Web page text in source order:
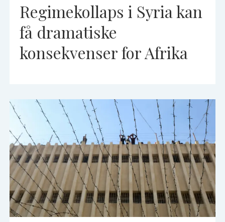
Regimekollaps i Syria kan
få dramatiske
konsekvenser for Afrika